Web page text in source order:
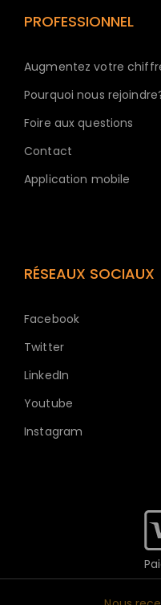
PROFESSIONNEL
Augmentez votre
Pourquoi nous
Foire aux questions
Contact
Application mobile
RÉSEAUX SOCIAUX
Facebook
Twitter
LinkedIn
Youtube
Instagram